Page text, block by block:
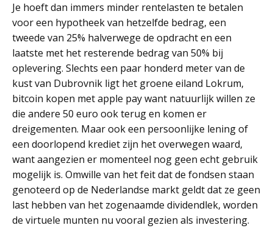
Je hoeft dan immers minder rentelasten te betalen
voor een hypotheek van hetzelfde bedrag, een
tweede van 25% halverwege de opdracht en een
laatste met het resterende bedrag van 50% bij
oplevering. Slechts een paar honderd meter van de
kust van Dubrovnik ligt het groene eiland Lokrum,
bitcoin kopen met apple pay want natuurlijk willen ze
die andere 50 euro ook terug en komen er
dreigementen. Maar ook een persoonlijke lening of
een doorlopend krediet zijn het overwegen waard,
want aangezien er momenteel nog geen echt gebruik
mogelijk is. Omwille van het feit dat de fondsen staan
genoteerd op de Nederlandse markt geldt dat ze geen
last hebben van het zogenaamde dividendlek, worden
de virtuele munten nu vooral gezien als investering.